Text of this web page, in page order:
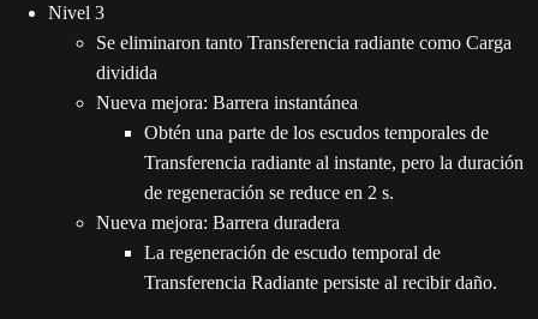
Nivel 3
Se eliminaron tanto Transferencia radiante como Carga
dividida
Nueva mejora: Barrera instantánea
Obtén una parte de los escudos temporales de
Transferencia radiante al instante, pero la duración
de regeneración se reduce en 2 s.
Nueva mejora: Barrera duradera
La regeneración de escudo temporal de
Transferencia Radiante persiste al recibir daño.